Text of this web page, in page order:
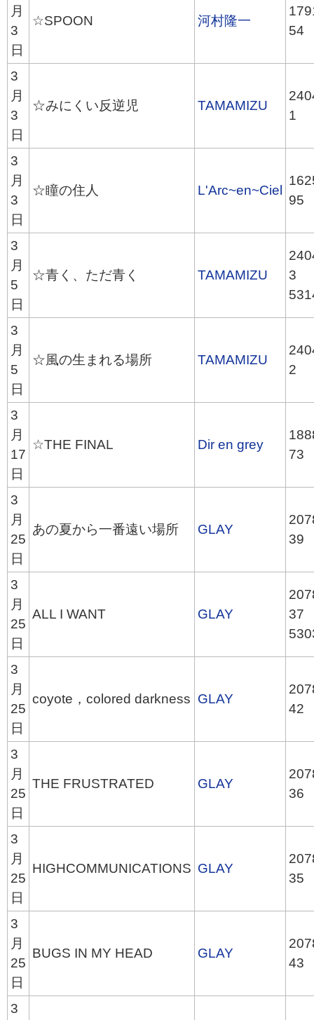
月
3
日
☆SPOON 河村隆一
54
3
月
3
日
☆みにくい反逆児 TAMAMIZU
1
3
月
3
日
☆瞳の住人 L'Arc~en~Ciel
95
3
月
5
日
☆青く、ただ青く TAMAMIZU
3
3
月
5
日
☆風の生まれる場所 TAMAMIZU
2
3
月
17
日
☆THE FINAL Dir en grey
73
3
月
25
日
あの夏から一番遠い場所 GLAY
39
3
月
25
日
ALL I WANT GLAY
37
3
月
25
日
coyote，colored darkness GLAY
42
3
月
25
日
THE FRUSTRATED GLAY
36
3
月
25
日
HIGHCOMMUNICATIONS GLAY
35
3
月
25
日
BUGS IN MY HEAD GLAY
43
3